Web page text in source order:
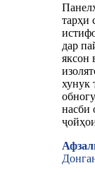
тарҳи
дар
яксон
хунук
насби